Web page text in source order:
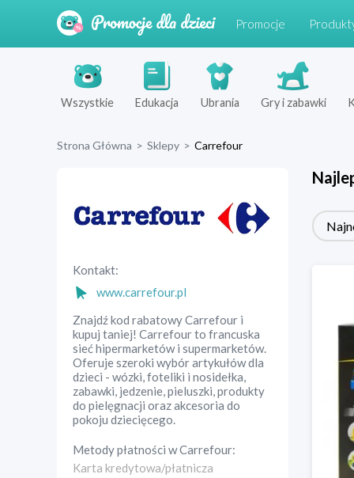
Promocje
Wszystkie Edukacja Ubrania Gry i zabawki
Strona Główna > Sklepy > Carrefour
Kontakt:
www.carrefour.pl
Znajdź kod rabatowy Carrefour i
kupuj taniej! Carrefour to francuska
sieć hipermarketów i supermarketów.
Oferuje szeroki wybór artykułów dla
dzieci - wózki, foteliki i nosidełka,
zabawki, jedzenie, pieluszki, produkty
do pielęgnacji oraz akcesoria do
pokoju dziecięcego.
Metody płatności wCarrefour:
Karta kredytowa/płatnicza